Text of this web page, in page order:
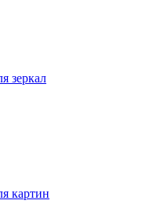
зеркал
картин